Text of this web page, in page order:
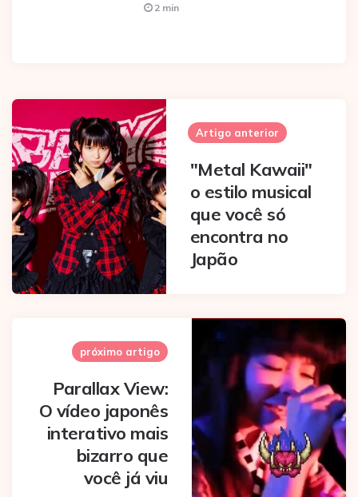
2 min
Post
navigation
Artigo anterior
"Metal Kawaii"
o estilo musical
que você só
encontra no
Japão
próximo artigo
Parallax View:
O vídeo japonês
interativo mais
bizarro que
você já viu